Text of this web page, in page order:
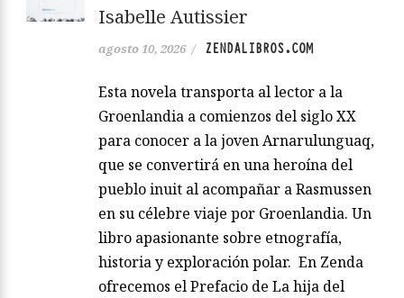
Isabelle Autissier
agosto 10, 2026 / ZENDALIBROS.COM
Esta novela transporta al lector a la
Groenlandia a comienzos del siglo XX
para conocer a la joven Arnarulunguaq,
que se convertirá en una heroína del
pueblo inuit al acompañar a Rasmussen
en su célebre viaje por Groenlandia. Un
libro apasionante sobre etnografía,
historia y exploración polar. En Zenda
ofrecemos el Prefacio de La hija del